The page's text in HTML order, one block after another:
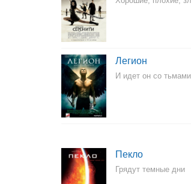
Легион
И идет он со
Пекло
Грядут темные дни